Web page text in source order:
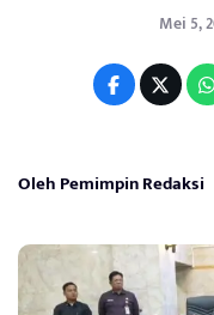
Mei 5,
Oleh Pemimpin Redaksi